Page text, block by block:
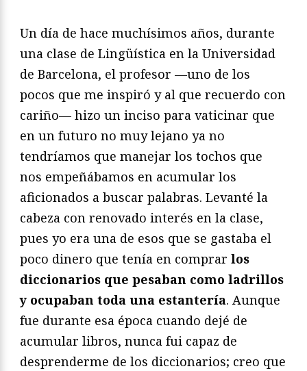
Un día de hace muchísimos años, durante
una clase de Lingüística en la Universidad
de Barcelona, el profesor —uno de los
pocos que me inspiró y al que recuerdo con
cariño— hizo un inciso para vaticinar que
en un futuro no muy lejano ya no
tendríamos que manejar los tochos que
nos empeñábamos en acumular los
aficionados a buscar palabras. Levanté la
cabeza con renovado interés en la clase,
pues yo era una de esos que se gastaba el
poco dinero que tenía en comprar los
diccionarios que pesaban como ladrillos
y ocupaban toda una estantería. Aunque
fue durante esa época cuando dejé de
acumular libros, nunca fui capaz de
desprenderme de los diccionarios; creo que